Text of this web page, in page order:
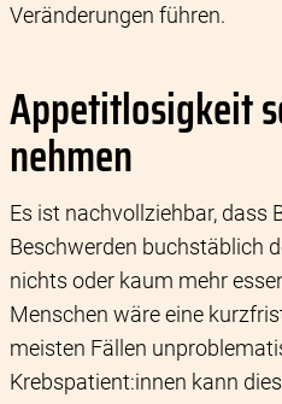
Veränderungen führen.
Appetitlosigkeit
nehmen
Es ist nachvollziehbar, dass
Beschwerden buchstäblich
nichts oder kaum mehr
Menschen wäre eine
meisten Fällen
Krebspatient:innen kann